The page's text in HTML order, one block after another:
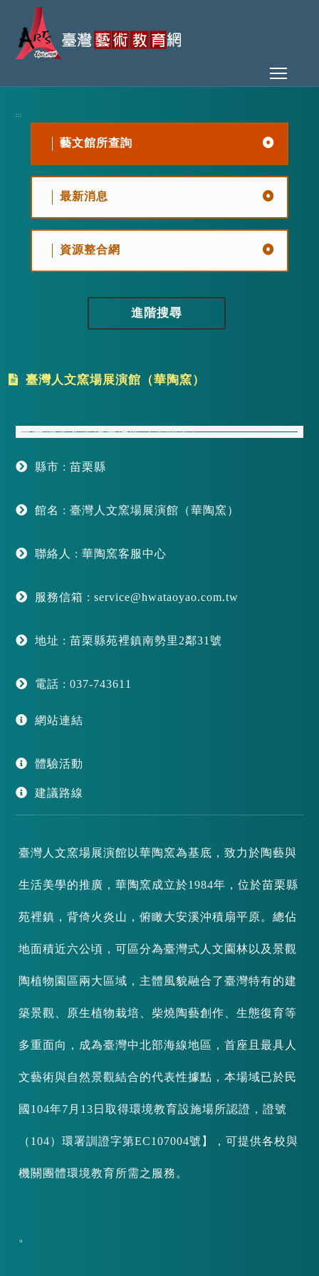
:::
藝文館所查詢
最新消息
資源整合網
進階搜尋
臺灣人文窯場展演館（華陶窯）
縣市 : 苗栗縣
館名 : 臺灣人文窯場展演館（華陶窯）
聯絡人 : 華陶窯客服中心
服務信箱 : service@hwataoyao.com.tw
地址 : 苗栗縣苑裡鎮南勢里2鄰31號
電話 : 037-743611
網站連結
體驗活動
建議路線
臺灣人文窯場展演館以華陶窯為基底，致力於陶藝與
生活美學的推廣，華陶窯成立於1984年，位於苗栗縣
苑裡鎮，背倚火炎山，俯瞰大安溪沖積扇平原。總佔
地面積近六公頃，可區分為臺灣式人文園林以及景觀
陶植物園區兩大區域，主體風貌融合了臺灣特有的建
築景觀、原生植物栽培、柴燒陶藝創作、生態復育等
多重面向，成為臺灣中北部海線地區，首座且最具人
文藝術與自然景觀結合的代表性據點，本場域已於民
國104年7月13日取得環境教育設施場所認證，證號
（104）環署訓證字第EC107004號】，可提供各校與
機關團體環境教育所需之服務。
。